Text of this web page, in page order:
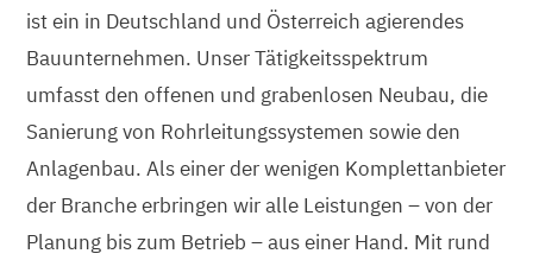
ist ein in Deutschland und Österreich agierendes
Bauunternehmen. Unser Tätigkeitsspektrum
umfasst den offenen und grabenlosen Neubau, die
Sanierung von Rohrleitungssystemen sowie den
Anlagenbau. Als einer der wenigen Komplettanbieter
der Branche erbringen wir alle Leistungen – von der
Planung bis zum Betrieb – aus einer Hand. Mit rund